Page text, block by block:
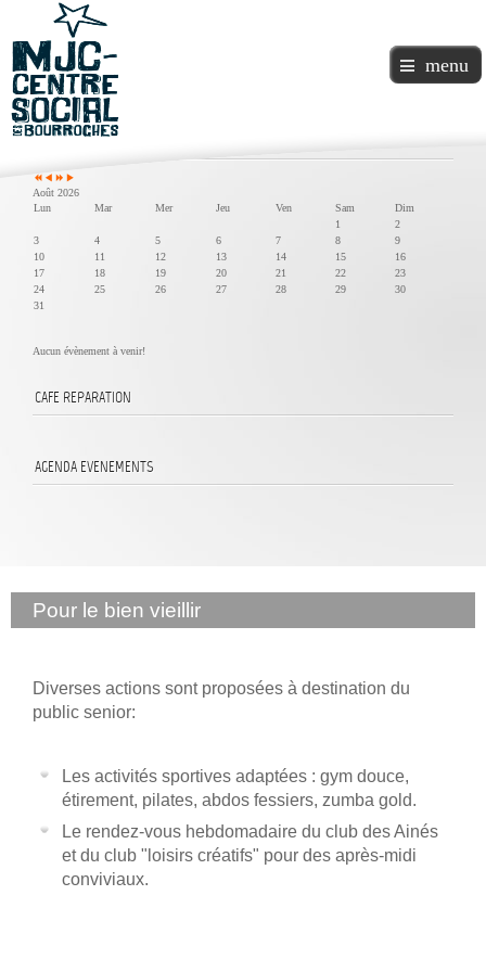
menu
Année
précédente
Mois
précédent
Année
suivante
Mois
suivant
Août 2026
Lun
Mar Mer Jeu Ven Sam
Dim
1
2
3
4 5 6 7 8
9
10
11 12 13 14 15
16
17
18 19 20 21 22
23
24
25 26 27 28 29
30
31
Aucun évènement à venir!
CAFE REPARATION
AGENDA EVENEMENTS
Pour le bien vieillir
Diverses actions sont proposées à destination du
public senior:
Les activités sportives adaptées : gym douce,
étirement, pilates, abdos fessiers, zumba gold.
Le rendez-vous hebdomadaire du club des Ainés
et du club "loisirs créatifs" pour des après-midi
conviviaux.